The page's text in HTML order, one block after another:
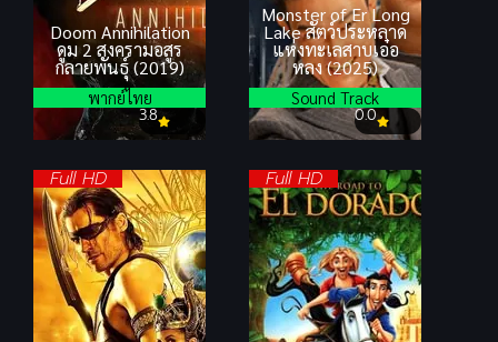
Doom Annihilation
ดูม 2 สงครามอสูร
กลายพันธุ์ (2019)
3.8
พากย์ไทย
Monster of Er Long
Lake สัตว์ประหลาด
แห่งทะเลสาบเอ๋อ
หลง (2025)
0.0
Sound Track
Full HD Full HD